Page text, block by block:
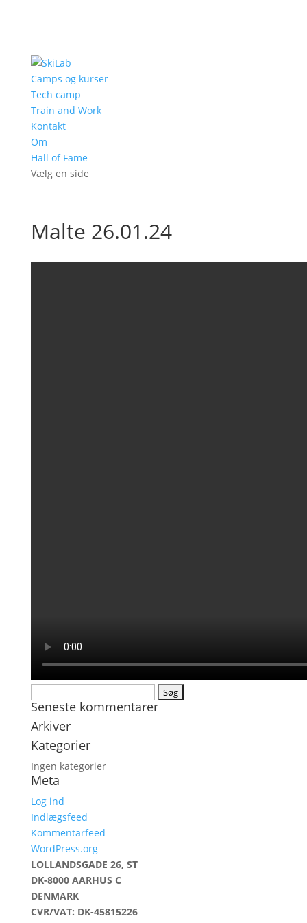
Camps og kurser
Tech camp
Train and Work
Kontakt
Om
Hall of Fame
Vælg en side
Malte 26.01.24
efter:
Seneste kommentarer
Arkiver
Kategorier
Ingen kategorier
Meta
Log ind
Indlægsfeed
Kommentarfeed
WordPress.org
LOLLANDSGADE 26, ST
DK-8000 AARHUS C
DENMARK
CVR/VAT: DK-45815226